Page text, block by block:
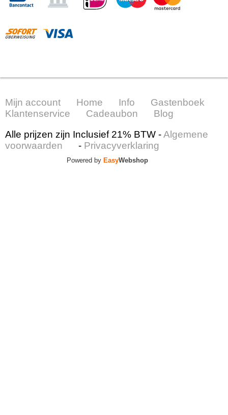
Mijn account Home Info
Gastenboek
Klantenservice
Cadeaubon
Blog
Alle prijzen zijn Inclusief 21% BTW -Algemene
voorwaarden
- Privacyverklaring
Powered by EasyWebshop